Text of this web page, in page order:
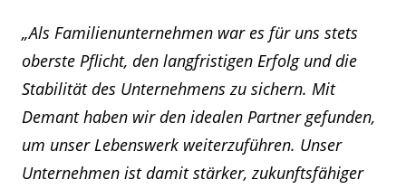
„Als Familienunternehmen war es für uns stets
oberste Pflicht, den langfristigen Erfolg und die
Stabilität des Unternehmens zu sichern. Mit
Demant haben wir den idealen Partner gefunden,
um unser Lebenswerk weiterzuführen. Unser
Unternehmen ist damit stärker, zukunftsfähiger